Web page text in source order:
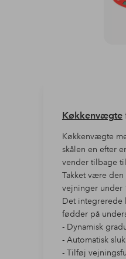
Køkkenvægte
Køkkenvægte
skålen en efter
vender tilbage
Takket være
vejninger under
Det integrerede
fødder på
- Dynamisk
- Automatisk
- Tilføj